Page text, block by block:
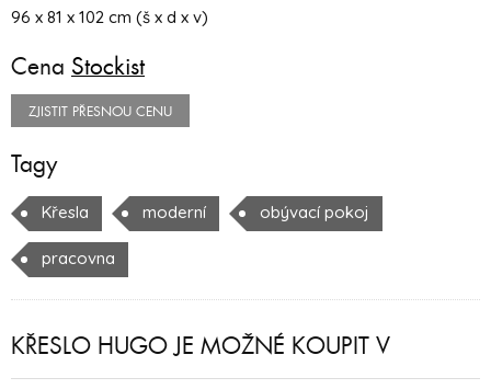
96 x 81 x 102 cm (š x d x v)
Cena Stockist
ZJISTIT PŘESNOU CENU
Tagy
Křesla moderní obývací pokoj
pracovna
KŘESLO HUGO JE MOŽNÉ KOUPIT V